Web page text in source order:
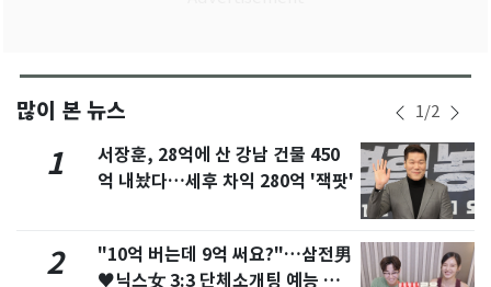
많이 본 뉴스 1/2
1
서장훈, 28억에 산 강남 건물 450
억 내놨다…세후 차익 280억 '잭팟'
2
"10억 버는데 9억 써요?"…삼전男
♥닉스女 3:3 단체소개팅 예능 화